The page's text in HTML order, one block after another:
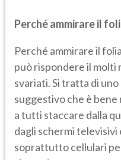
Perché ammirare il
Perché ammirare il
può rispondere il molti
svariati. Si tratta di
suggestivo che è bene
a tutti staccare dalla
dagli schermi televisivi
soprattutto cellulari